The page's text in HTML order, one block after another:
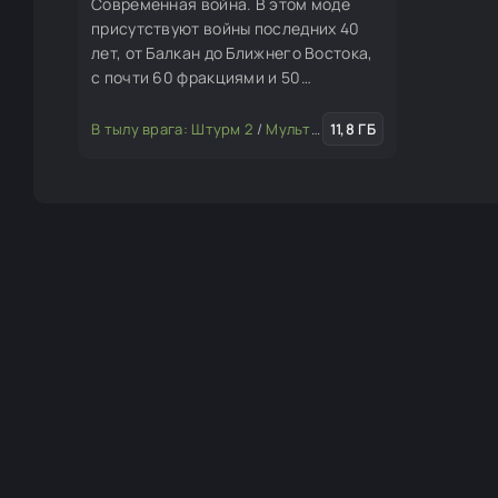
присутствуют войны последних 40
лет, от Балкан до Ближнего Востока,
с почти 60 фракциями и 50
откройте для себя другой способ
В тылу врага: Штурм 2 / Мультиплеерные моды 11,8 ГБ